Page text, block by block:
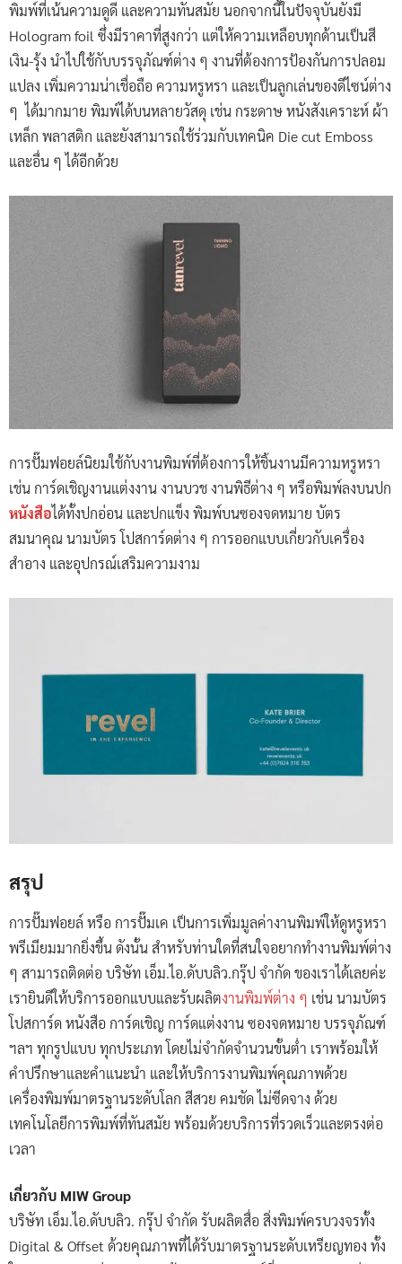
พิมพ์ที่เน้นความดูดี และความทันสมัย นอกจากนี้ในปัจจุบันยังมี
Hologram foil ซึ่งมีราคาที่สูงกว่า แต่ให้ความเหลือบทุกด้านเป็นสี
เงิน-รุ้ง นำไปใช้กับบรรจุภัณฑ์ต่าง ๆ งานที่ต้องการป้องกันการปลอม
แปลง เพิ่มความน่าเชื่อถือ ความหรูหรา และเป็นลูกเล่นของดีไซน์ต่าง
ๆ ได้มากมาย พิมพ์ได้บนหลายวัสดุ เช่น กระดาษ หนังสังเคราะห์ ผ้า
เหล็ก พลาสติก และยังสามารถใช้ร่วมกับเทคนิค Die cut Emboss
และอื่น ๆ ได้อีกด้วย
การปั๊มฟอยล์นิยมใช้กับงานพิมพ์ที่ต้องการให้ชิ้นงานมีความหรูหรา
เช่น การ์ดเชิญงานแต่งงาน งานบวช งานพิธีต่าง ๆ หรือพิมพ์ลงบนปก
หนังสือได้ทั้งปกอ่อน และปกแข็ง พิมพ์บนซองจดหมาย บัตร
สมนาคุณ นามบัตร โปสการ์ดต่าง ๆ การออกแบบเกี่ยวกับเครื่อง
สำอาง และอุปกรณ์เสริมความงาม
สรุป
การปั๊มฟอยล์ หรือ การปั๊มเค เป็นการเพิ่มมูลค่างานพิมพ์ให้ดูหรูหรา
พรีเมียมมากยิ่งขึ้น ดังนั้น สำหรับท่านใดที่สนใจอยากทำงานพิมพ์ต่าง
ๆ สามารถติดต่อ บริษัท เอ็ม.ไอ.ดับบลิว.กรุ๊ป จำกัด ของเราได้เลยค่ะ
เรายินดีให้บริการออกแบบและรับผลิตงานพิมพ์ต่าง ๆ เช่น นามบัตร
โปสการ์ด หนังสือ การ์ดเชิญ การ์ดแต่งงาน ซองจดหมาย บรรจุภัณฑ์
ฯลฯ ทุกรูปแบบ ทุกประเภท โดยไม่จำกัดจำนวนขั้นต่ำ เราพร้อมให้
คำปรึกษาและคำแนะนำ และให้บริการงานพิมพ์คุณภาพด้วย
เครื่องพิมพ์มาตรฐานระดับโลก สีสวย คมชัด ไม่ซีดจาง ด้วย
เทคโนโลยีการพิมพ์ที่ทันสมัย พร้อมด้วยบริการที่รวดเร็วและตรงต่อ
เวลา
เกี่ยวกับ MIW Group
บริษัท เอ็ม.ไอ.ดับบลิว. กรุ๊ป จำกัด รับผลิตสื่อ สิ่งพิมพ์ครบวงจรทั้ง
Digital & Offset ด้วยคุณภาพที่ได้รับมาตรฐานระดับเหรียญทอง ทั้ง